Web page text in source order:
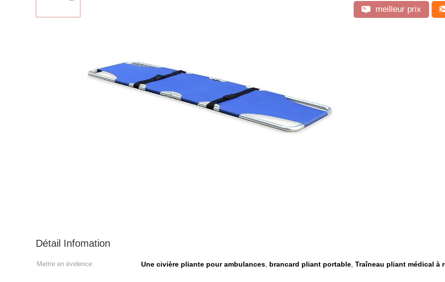
meilleur prix
Détail Infomation
Mettre en évidence: Une civière pliante pour ambulances, brancard pliant portable, Traîneau pliant médical à